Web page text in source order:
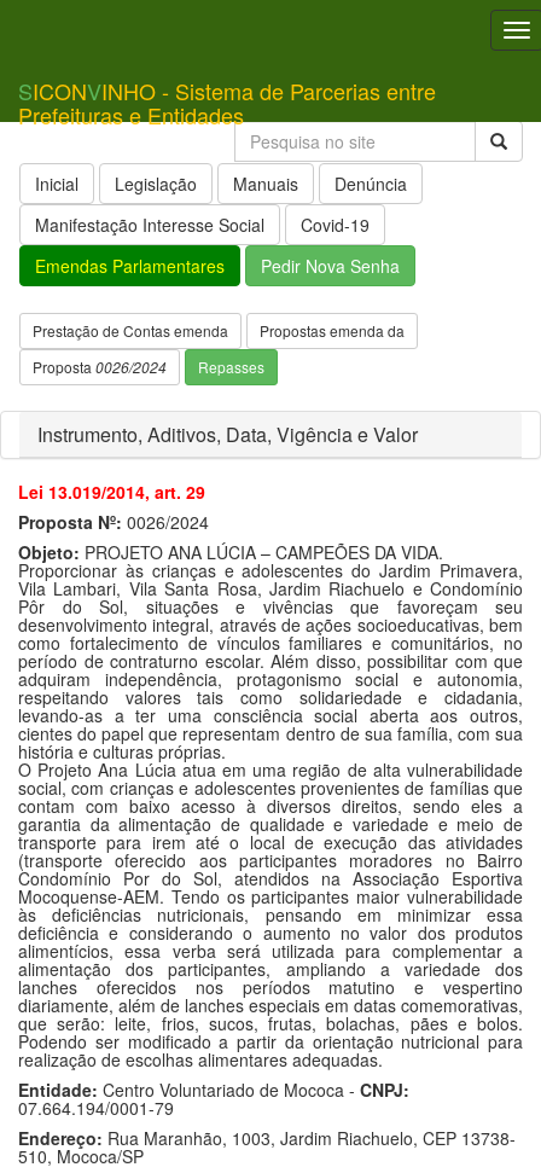
SICONVINHO - Sistema de Parcerias entre
Prefeituras e Entidades
Inicial Legislação Manuais
Denúncia
Manifestação Interesse Social
Covid-19
Emendas Parlamentares
Pedir Nova Senha
Prestação de Contas emenda
Propostas emenda da
Proposta 0026/2024 Repasses
Instrumento, Aditivos, Data, Vigência e Valor
Lei 13.019/2014, art. 29
Proposta Nº: 0026/2024
Objeto: PROJETO ANA LÚCIA – CAMPEÕES DA VIDA.
Proporcionar às crianças e adolescentes do Jardim Primavera,
Vila Lambari, Vila Santa Rosa, Jardim Riachuelo e Condomínio
Pôr do Sol, situações e vivências que favoreçam seu
desenvolvimento integral, através de ações socioeducativas, bem
como fortalecimento de vínculos familiares e comunitários, no
período de contraturno escolar. Além disso, possibilitar com que
adquiram independência, protagonismo social e autonomia,
respeitando valores tais como solidariedade e cidadania,
levando-as a ter uma consciência social aberta aos outros,
cientes do papel que representam dentro de sua família, com sua
história e culturas próprias.
O Projeto Ana Lúcia atua em uma região de alta vulnerabilidade
social, com crianças e adolescentes provenientes de famílias que
contam com baixo acesso à diversos direitos, sendo eles a
garantia da alimentação de qualidade e variedade e meio de
transporte para irem até o local de execução das atividades
(transporte oferecido aos participantes moradores no Bairro
Condomínio Por do Sol, atendidos na Associação Esportiva
Mocoquense-AEM. Tendo os participantes maior vulnerabilidade
às deficiências nutricionais, pensando em minimizar essa
deficiência e considerando o aumento no valor dos produtos
alimentícios, essa verba será utilizada para complementar a
alimentação dos participantes, ampliando a variedade dos
lanches oferecidos nos períodos matutino e vespertino
diariamente, além de lanches especiais em datas comemorativas,
que serão: leite, frios, sucos, frutas, bolachas, pães e bolos.
Podendo ser modificado a partir da orientação nutricional para
realização de escolhas alimentares adequadas.
Entidade: Centro Voluntariado de Mococa - CNPJ:
07.664.194/0001-79
Endereço: Rua Maranhão, 1003, Jardim Riachuelo, CEP 13738-
510, Mococa/SP